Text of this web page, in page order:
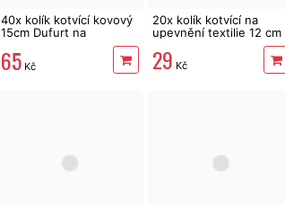
40x kolík kotvící kovový
15cm Dufurt na
upevnění textilie "G"
65 Kč
20x kolík kotvící na
upevnění textilie 12 cm
29 Kč